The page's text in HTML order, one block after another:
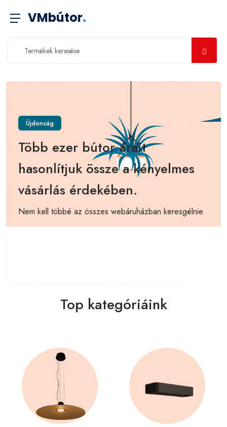
VMbútor.
Újdonság
Több ezer bútor árait
hasonlítjuk össze a kényelmes
vásárlás érdekében.
Nem kell többé az összes webáruházban keresgélnie
Top kategóriáink